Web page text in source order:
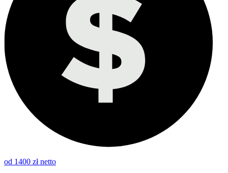
od 1400 zł netto